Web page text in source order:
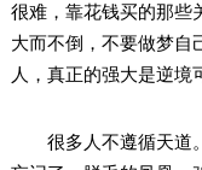
很难，靠花钱买的那些
大而不倒，不要做梦自
人，真正的强大是逆境
很多人不遵循天道。